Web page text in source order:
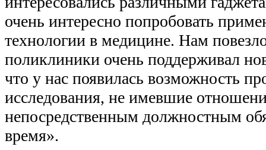
очень интересно попробовать
технологии в медицине. Нам
поликлиники очень поддерживал
что у нас появилась возможность
исследования, не имевшие
непосредственным должностным
время».